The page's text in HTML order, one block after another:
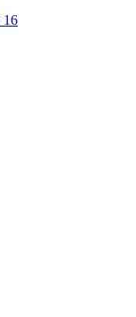
16